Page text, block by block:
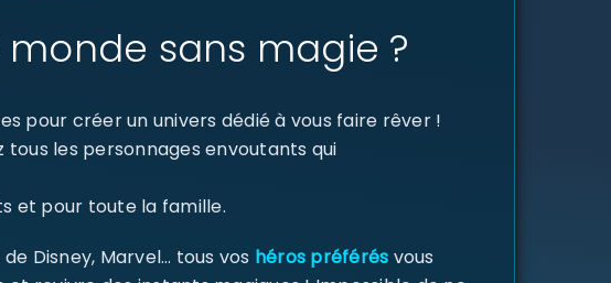
sans magie ?
pour créer un univers dédié à vous faire rêver !
les personnages envoutants qui
et pour toute la famille.
Disney, Marvel… tous vos héros préférés vous